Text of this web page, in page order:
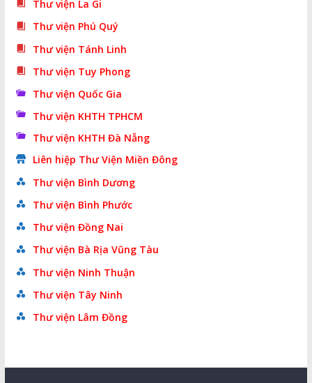
Thư viện La Gi
Thư viện Phú Quý
Thư viện Tánh Linh
Thư viện Tuy Phong
Thư viện Quốc Gia
Thư viện KHTH TPHCM
Thư viện KHTH Đà Nẵng
Liên hiệp Thư Viện Miền Đông
Thư viện Bình Dương
Thư viện Bình Phước
Thư viện Đồng Nai
Thư viện Bà Rịa Vũng Tàu
Thư viện Ninh Thuận
Thư viện Tây Ninh
Thư viện Lâm Đồng